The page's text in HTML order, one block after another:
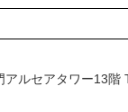
セアタワー13階